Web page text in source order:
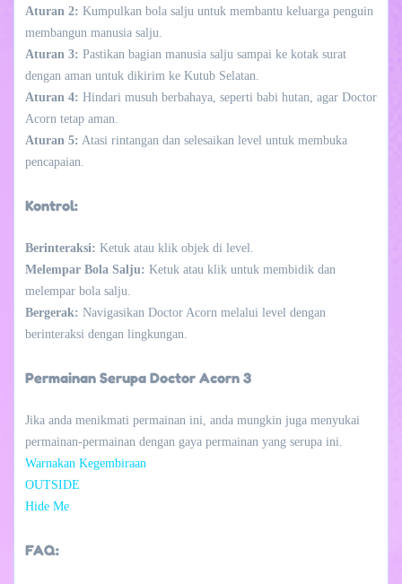
Aturan 2: Kumpulkan bola salju untuk membantu keluarga penguin
membangun manusia salju.
Aturan 3: Pastikan bagian manusia salju sampai ke kotak surat
dengan aman untuk dikirim ke Kutub Selatan.
Aturan 4: Hindari musuh berbahaya, seperti babi hutan, agar Doctor
Acorn tetap aman.
Aturan 5: Atasi rintangan dan selesaikan level untuk membuka
pencapaian.
Kontrol:
Berinteraksi: Ketuk atau klik objek di level.
Melempar Bola Salju: Ketuk atau klik untuk membidik dan
melempar bola salju.
Bergerak: Navigasikan Doctor Acorn melalui level dengan
berinteraksi dengan lingkungan.
Permainan Serupa Doctor Acorn 3
Jika anda menikmati permainan ini, anda mungkin juga menyukai
permainan-permainan dengan gaya permainan yang serupa ini.
Warnakan Kegembiraan
OUTSIDE
Hide Me
FAQ: